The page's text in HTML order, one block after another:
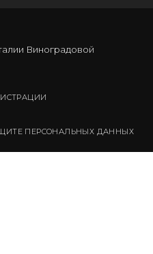
Виноградовой
ПЕРСОНАЛЬНЫХ ДАННЫХ